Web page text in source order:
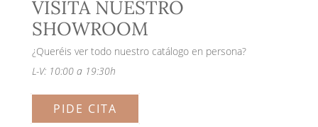
VISITA NUESTRO
SHOWROOM
¿Queréis ver todo nuestro catálogo en persona?
L-V: 10:00 a 19:30h
PIDE CITA